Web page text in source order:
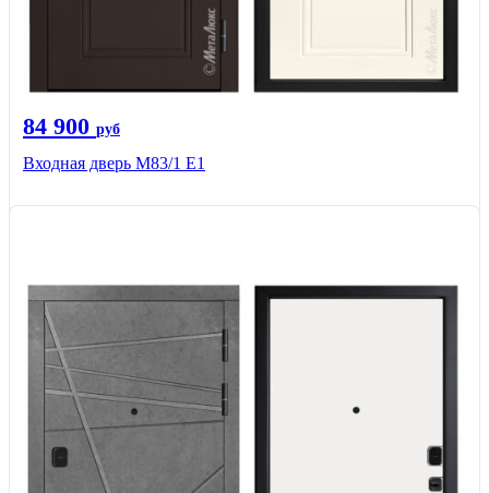
84 900 руб
Входная дверь M83/1 Е1